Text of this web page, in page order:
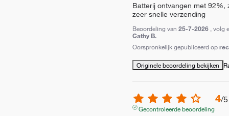
Batterij ontvangen met 92%,
zeer snelle verzending
Beoordeling van 25-7-2026 , volg
Cathy B.
Oorspronkelijk gepubliceerd op
Originele beoordeling bekijken
4/5
Gecontroleerde beoordeling